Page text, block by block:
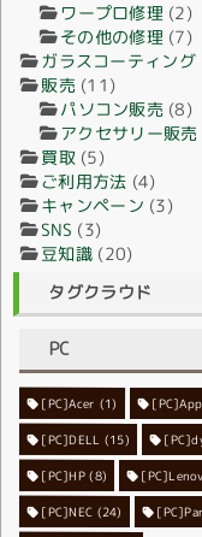
ワープロ修理 (2)
その他の修理 (7)
ガラスコーティング
販売(11)
パソコン販売 (8)
アクセサリー販売
買取(5)
ご利用方法 (4)
キャンペーン (3)
SNS (3)
豆知識 (20)
タグクラウド
PC
[PC]Acer (1)
[PC]DELL (15)
[PC]HP(8)
[PC]NEC (24)